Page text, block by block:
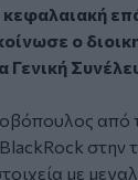
ο
Γενική
από
στην
με